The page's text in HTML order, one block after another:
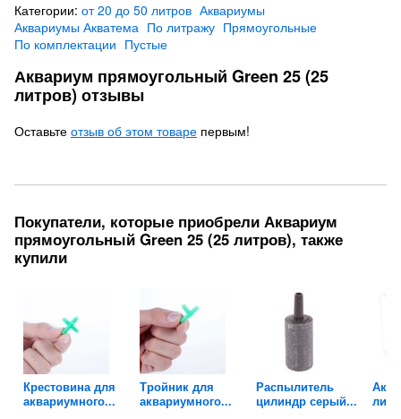
Категории: от 20 до 50 литров Аквариумы
Аквариумы Акватема По литражу Прямоугольные
По комплектации Пустые
Аквариум прямоугольный Green 25 (25
литров) отзывы
Оставьте отзыв об этом товаре первым!
Покупатели, которые приобрели Аквариум
прямоугольный Green 25 (25 литров), также
купили
Крестовина для
аквариумного...
Тройник для
аквариумного...
Распылитель
цилиндр серый...